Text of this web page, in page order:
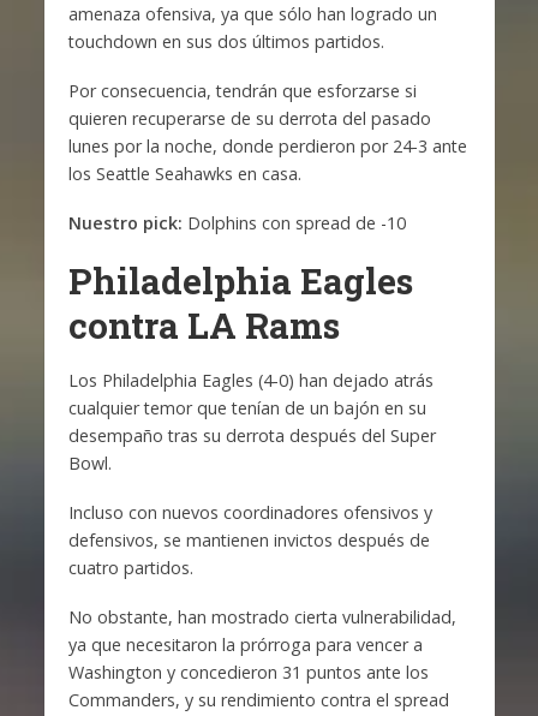
amenaza ofensiva, ya que sólo han logrado un
touchdown en sus dos últimos partidos.
Por consecuencia, tendrán que esforzarse si
quieren recuperarse de su derrota del pasado
lunes por la noche, donde perdieron por 24-3 ante
los Seattle Seahawks en casa.
Nuestro pick: Dolphins con spread de -10
Philadelphia Eagles
contra LA Rams
Los Philadelphia Eagles (4-0) han dejado atrás
cualquier temor que tenían de un bajón en su
desempaño tras su derrota después del Super
Bowl.
Incluso con nuevos coordinadores ofensivos y
defensivos, se mantienen invictos después de
cuatro partidos.
No obstante, han mostrado cierta vulnerabilidad,
ya que necesitaron la prórroga para vencer a
Washington y concedieron 31 puntos ante los
Commanders, y su rendimiento contra el spread